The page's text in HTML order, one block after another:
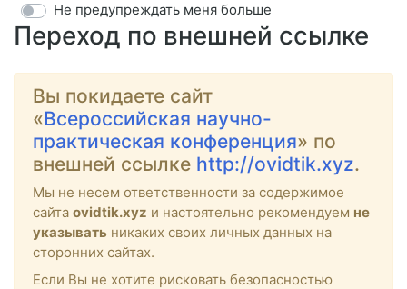
Переход по внешней ссылке
Не предупреждать меня больше
Вы покидаете сайт
«Всероссийская научно-
практическая конференция» по
внешней ссылке http://ovidtik.xyz.
Мы не несем ответственности за содержимое
сайта ovidtik.xyz и настоятельно рекомендуем не
указывать никаких своих личных данных на
сторонних сайтах.
Если Вы не хотите рисковать безопасностью